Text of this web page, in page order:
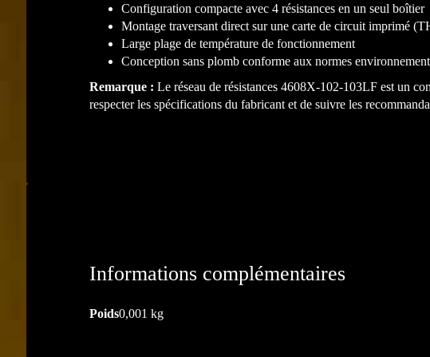
Configuration compacte avec 4 résistances en un seul boîtier
Montage traversant direct sur une carte de circuit imprimé
Large plage de température de fonctionnement
Conception sans plomb conforme aux normes
Remarque : Le réseau de résistances 4608X-102-103LF est un
respecter les spécifications du fabricant et de suivre les
Informations complémentaires
Poids0,001 kg